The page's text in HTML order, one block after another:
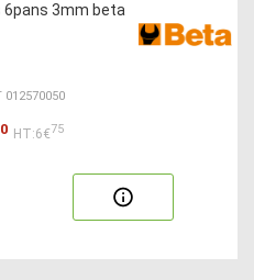
6pans 3mm beta
012570050
HT:6€75